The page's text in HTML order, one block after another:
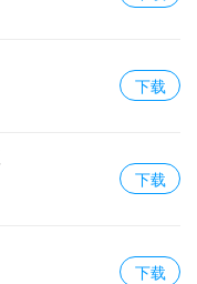
下载
下载
下载